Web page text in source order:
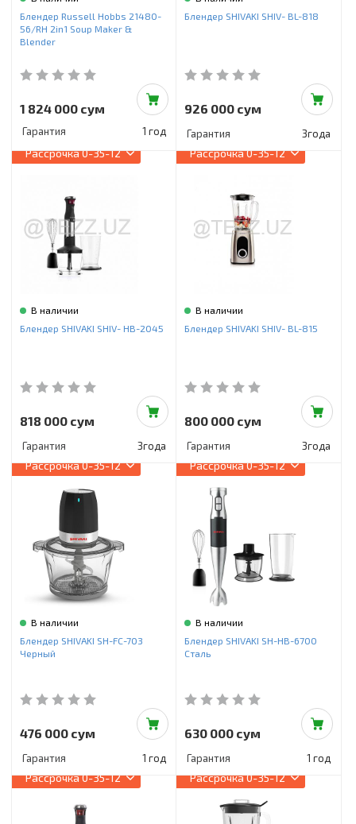
Инструменты и техника
Товары для дома
Красота и здоровье
Пылесосы
Фильтры для воды
Сантехника
Блендер Russell Hobbs 21480-
56/RH 2in1 Soup Maker &
Blender
1 824 000 сум
Гарантия 1 год
Блендер SHIVAKI SHIV- BL-818
926 000 сум
Гарантия 3года
Рассрочка0-35-12
В наличии
Блендер SHIVAKI SHIV- HB-2045
818 000 сум
Гарантия 3года
Рассрочка0-35-12
В наличии
Блендер SHIVAKI SHIV- BL-815
800 000 сум
Гарантия 3года
Рассрочка0-35-12
В наличии
Блендер SHIVAKI SH-FC-703
Черный
476 000 сум
Гарантия 1 год
Рассрочка0-35-12
В наличии
Блендер SHIVAKI SH-HB-6700
Сталь
630 000 сум
Гарантия 1 год
Рассрочка0-35-12 Рассрочка0-35-12